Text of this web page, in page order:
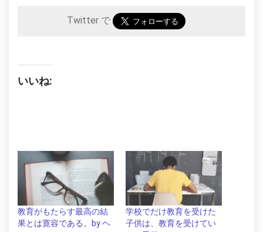
Twitter で
いいね:
教育がもたらす最高の結
果とは寛容である。by ヘ
学校でだけ教育を受けた
子供は、教育を受けてい